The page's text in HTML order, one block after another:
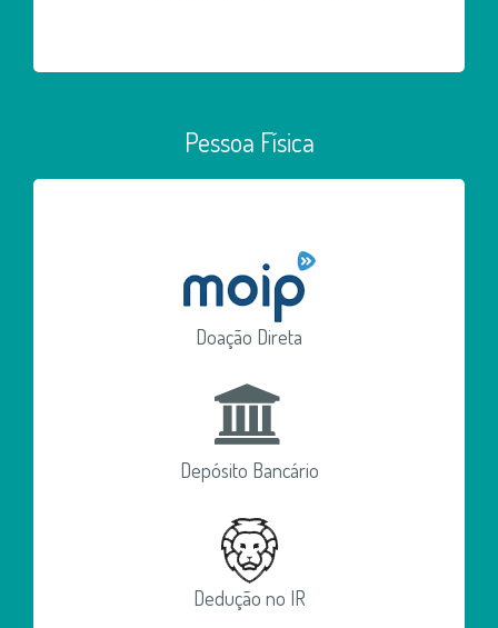
Pessoa Física
Doação Direta
Depósito Bancário
Dedução no IR